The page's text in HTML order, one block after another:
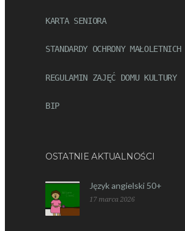
KARTA SENIORA
STANDARDY OCHRONY MAŁOLETNICH
REGULAMIN ZAJĘĆ DOMU KULTURY
BIP
OSTATNIE AKTUALNOŚCI
Język angielski 50+
17 marca 2026